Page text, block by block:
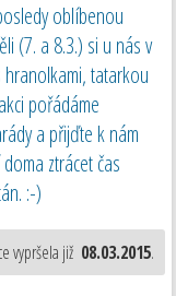
oblíbenou
(7. a 8.3.) si u nás v
hranolkami, tatarkou
pořádáme
a přijďte k nám
ztrácet čas
:-)
vypršela již 08.03.2015.